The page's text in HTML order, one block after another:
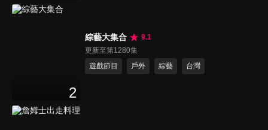
2
綜藝大集合
9.1
更新至第1280集
遊戲節目
戶外 綜藝 台灣